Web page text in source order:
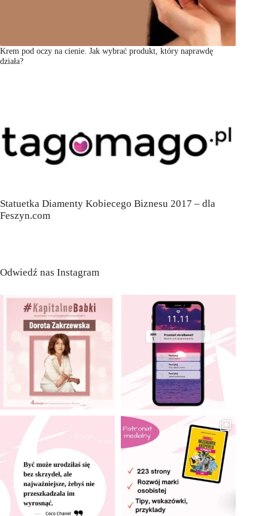
Krem pod oczy na cienie. Jak wybrać produkt, który naprawdę
działa?
Statuetka Diamenty Kobiecego Biznesu 2017 – dla
Feszyn.com
Odwiedź nas Instagram